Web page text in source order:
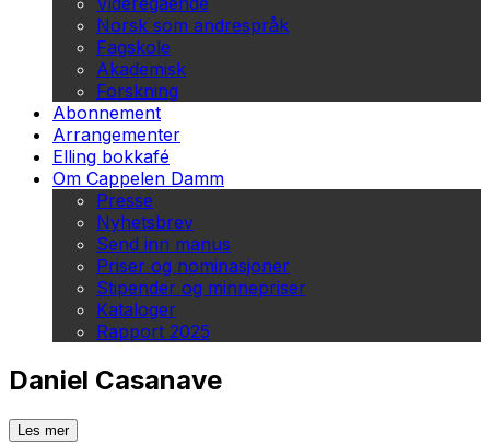
Norsk som andrespråk
Fagskole
Akademisk
Forskning
Abonnement
Arrangementer
Elling bokkafé
Om Cappelen Damm
Presse
Nyhetsbrev
Send inn manus
Priser og nominasjoner
Stipender og minnepriser
Kataloger
Rapport 2025
Daniel Casanave
Les mer